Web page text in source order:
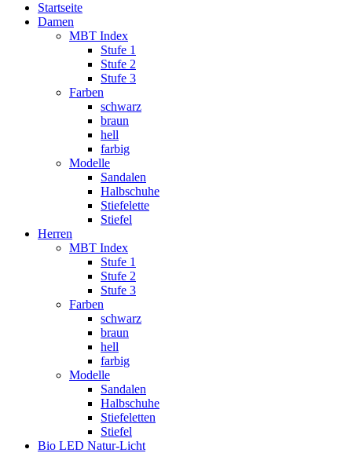
Startseite
Damen
MBT Index
Stufe 1
Stufe 2
Stufe 3
Farben
schwarz
braun
hell
farbig
Modelle
Sandalen
Halbschuhe
Stiefelette
Stiefel
Herren
MBT Index
Stufe 1
Stufe 2
Stufe 3
Farben
schwarz
braun
hell
farbig
Modelle
Sandalen
Halbschuhe
Stiefeletten
Stiefel
Bio LED Natur-Licht